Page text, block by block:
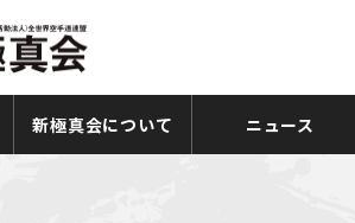
新極真会について ニュース